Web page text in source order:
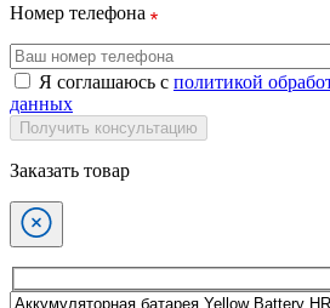
Номер телефона
Я соглашаюсь с политикой
данных
Получить консультацию
Заказать товар